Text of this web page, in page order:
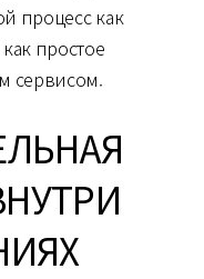
процесс как
простое
сервисом.